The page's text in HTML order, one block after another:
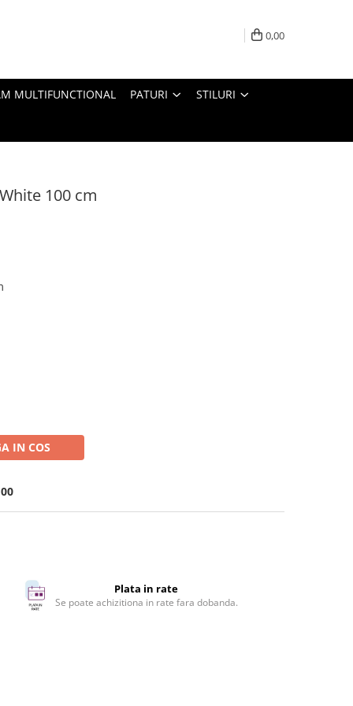
0,00
MULTIFUNCTIONAL PATURI STILURI
100 cm
IN COS
Plata in rate
Se poate achizitiona in rate fara dobanda.